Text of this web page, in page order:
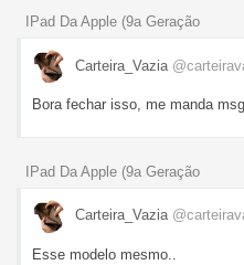
IPad Da Apple (9a Geração
Carteira_Vazia
Bora fechar isso, me manda
IPad Da Apple (9a Geração
Carteira_Vazia
Esse modelo mesmo..